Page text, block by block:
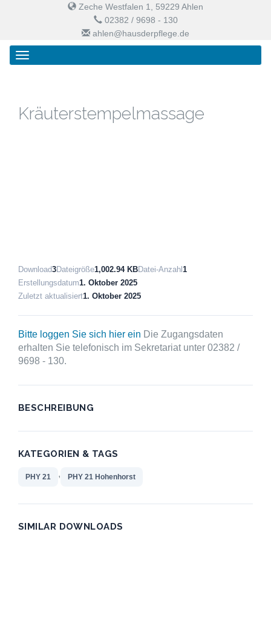
Zeche Westfalen 1, 59229 Ahlen
02382 / 9698 - 130
ahlen@hausderpflege.de
Primary
Menu
Skip
Haus der Pflege
Kräuterstempelmassage
Download3Dateigröße1,002.94 KBDatei-Anzahl 1
Erstellungsdatum1. Oktober 2025
Zuletzt aktualisiert1. Oktober 2025
Bitte loggen Sie sich hier ein Die Zugangsdaten
erhalten Sie telefonisch im Sekretariat unter 02382 /
9698 - 130.
BESCHREIBUNG
KATEGORIEN & TAGS
PHY 21 , PHY 21 Hohenhorst
SIMILAR DOWNLOADS